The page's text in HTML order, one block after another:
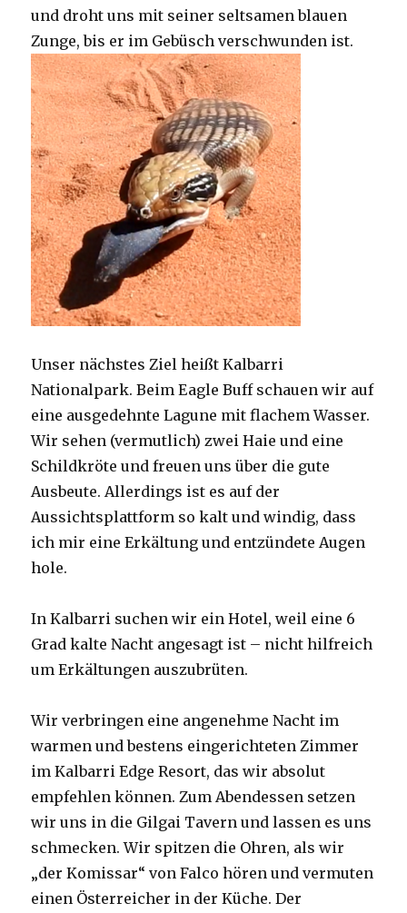
und droht uns mit seiner seltsamen blauen
Zunge, bis er im Gebüsch verschwunden ist.
Unser nächstes Ziel heißt Kalbarri
Nationalpark. Beim Eagle Buff schauen wir auf
eine ausgedehnte Lagune mit flachem Wasser.
Wir sehen (vermutlich) zwei Haie und eine
Schildkröte und freuen uns über die gute
Ausbeute. Allerdings ist es auf der
Aussichtsplattform so kalt und windig, dass
ich mir eine Erkältung und entzündete Augen
hole.
In Kalbarri suchen wir ein Hotel, weil eine 6
Grad kalte Nacht angesagt ist – nicht hilfreich
um Erkältungen auszubrüten.
Wir verbringen eine angenehme Nacht im
warmen und bestens eingerichteten Zimmer
im Kalbarri Edge Resort, das wir absolut
empfehlen können. Zum Abendessen setzen
wir uns in die Gilgai Tavern und lassen es uns
schmecken. Wir spitzen die Ohren, als wir
„der Komissar“ von Falco hören und vermuten
einen Österreicher in der Küche. Der